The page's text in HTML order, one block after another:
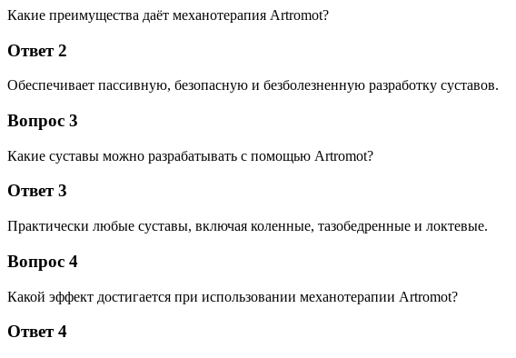
Какие преимущества даёт механотерапия Artromot?
Ответ 2
Обеспечивает пассивную, безопасную и безболезненную разработку суставов.
Вопрос 3
Какие суставы можно разрабатывать с помощью Artromot?
Ответ 3
Практически любые суставы, включая коленные, тазобедренные и локтевые.
Вопрос 4
Какой эффект достигается при использовании механотерапии Artromot?
Ответ 4